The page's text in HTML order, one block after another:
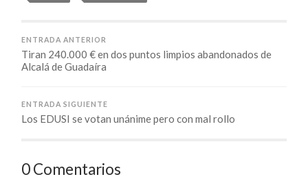
ENTRADA ANTERIOR
Tiran 240.000 € en dos puntos limpios abandonados de
Alcalá de Guadaíra
ENTRADA SIGUIENTE
Los EDUSI se votan unánime pero con mal rollo
0 Comentarios